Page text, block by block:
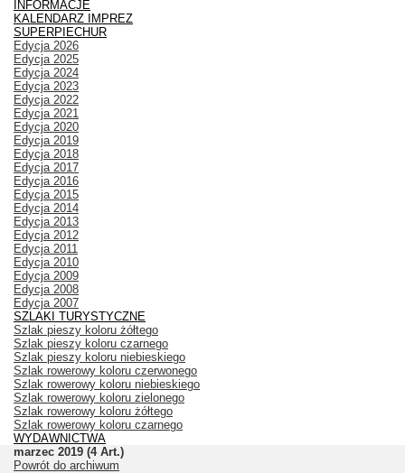
INFORMACJE
KALENDARZ IMPREZ
SUPERPIECHUR
Edycja 2026
Edycja 2025
Edycja 2024
Edycja 2023
Edycja 2022
Edycja 2021
Edycja 2020
Edycja 2019
Edycja 2018
Edycja 2017
Edycja 2016
Edycja 2015
Edycja 2014
Edycja 2013
Edycja 2012
Edycja 2011
Edycja 2010
Edycja 2009
Edycja 2008
Edycja 2007
SZLAKI TURYSTYCZNE
Szlak pieszy koloru żółtego
Szlak pieszy koloru czarnego
Szlak pieszy koloru niebieskiego
Szlak rowerowy koloru czerwonego
Szlak rowerowy koloru niebieskiego
Szlak rowerowy koloru zielonego
Szlak rowerowy koloru żółtego
Szlak rowerowy koloru czarnego
WYDAWNICTWA
marzec 2019 (4 Art.)
Powrót do archiwum